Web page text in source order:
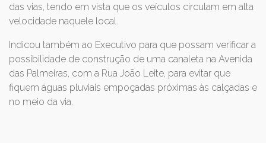
das vias, tendo em vista que os veículos circulam em alta
velocidade naquele local.
Indicou também ao Executivo para que possam verificar a
possibilidade de construção de uma canaleta na Avenida
das Palmeiras, com a Rua João Leite, para evitar que
fiquem águas pluviais empoçadas próximas às calçadas e
no meio da via.